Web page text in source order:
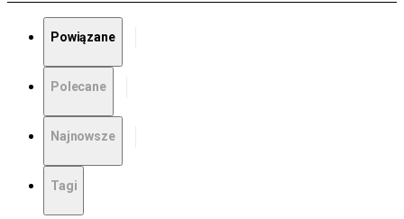
Powiązane
Polecane
Najnowsze
Tagi